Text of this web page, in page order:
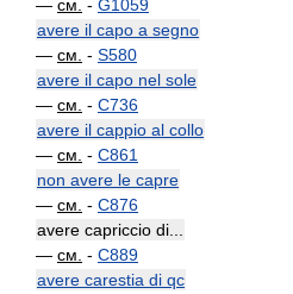
— см. - G1059
avere il capo a segno
— см. - S580
avere il capo nel sole
— см. - C736
avere il cappio al collo
— см. - C861
non avere le capre
— см. - C876
avere capriccio di...
— см. - C889
avere carestia di qc